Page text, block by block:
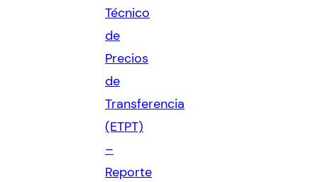
Técnico
de
Precios
de
Transferencia
(ETPT)
–
Reporte